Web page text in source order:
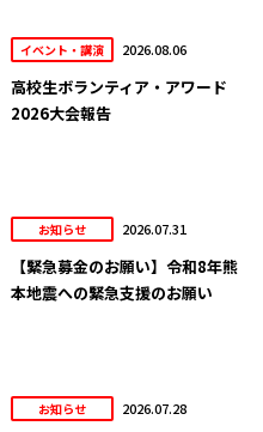
イベント・講演 2026.08.06
高校生ボランティア・アワード
2026大会報告
お知らせ 2026.07.31
【緊急募金のお願い】令和8年熊
本地震への緊急支援のお願い
お知らせ 2026.07.28